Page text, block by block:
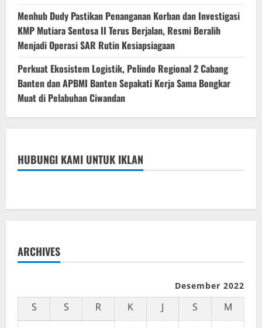
Menhub Dudy Pastikan Penanganan Korban dan Investigasi
KMP Mutiara Sentosa II Terus Berjalan, Resmi Beralih
Menjadi Operasi SAR Rutin Kesiapsiagaan
Perkuat Ekosistem Logistik, Pelindo Regional 2 Cabang
Banten dan APBMI Banten Sepakati Kerja Sama Bongkar
Muat di Pelabuhan Ciwandan
HUBUNGI KAMI UNTUK IKLAN
ARCHIVES
Desember 2022
S S R K J S
M